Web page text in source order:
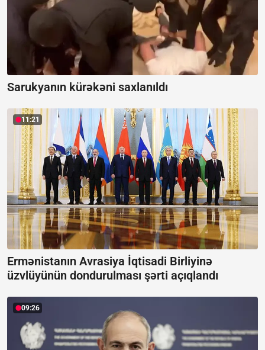
Sarukyanın kürəkəni saxlanıldı
11:21
Ermənistanın Avrasiya İqtisadi Birliyinə
üzvlüyünün dondurulması şərti açıqlandı
09:26